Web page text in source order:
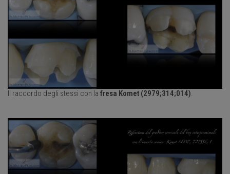
Il raccordo degli stessi con la fresa Komet (2979;314;014).